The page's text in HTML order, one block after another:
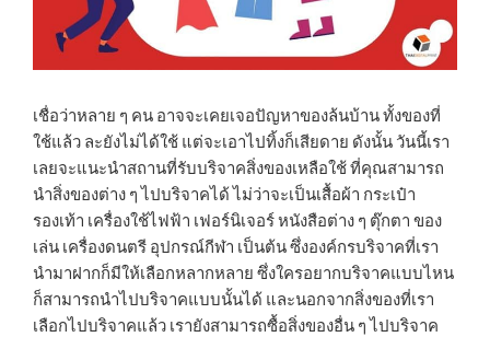
เชื่อว่าหลาย ๆ คน อาจจะเคยเจอปัญหาของล้นบ้าน ทั้งของที่
ใช้แล้ว ละยังไม่ได้ใช้ แต่จะเอาไปทิ้งก็เสียดาย ดังนั้น วันนี้เรา
เลยจะแนะนำสถานที่รับบริจาคสิ่งของเหลือใช้ ที่คุณสามารถ
นำสิ่งของต่าง ๆ ไปบริจาคได้ ไม่ว่าจะเป็นเสื้อผ้า กระเป๋า
รองเท้า เครื่องใช้ไฟฟ้า เฟอร์นิเจอร์ หนังสือต่าง ๆ ตุ๊กตา ของ
เล่น เครื่องดนตรี อุปกรณ์กีฬา เป็นต้น ซึ่งองค์กรบริจาคที่เรา
นำมาฝากก็มีให้เลือกหลากหลาย ซึ่งใครอยากบริจาคแบบไหน
ก็สามารถนำไปบริจาคแบบนั้นได้ และนอกจากสิ่งของที่เรา
เลือกไปบริจาคแล้ว เรายังสามารถซื้อสิ่งของอื่น ๆ ไปบริจาค